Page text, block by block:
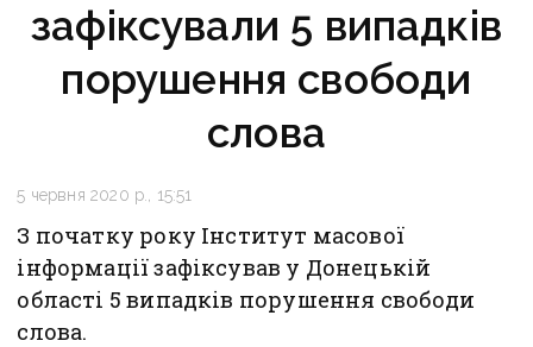
зафіксували 5 випадків
порушення свободи
слова
5 червня 2020 р., 15:51
З початку року Інститут масової
інформації зафіксував у Донецькій
області 5 випадків порушення свободи
слова.